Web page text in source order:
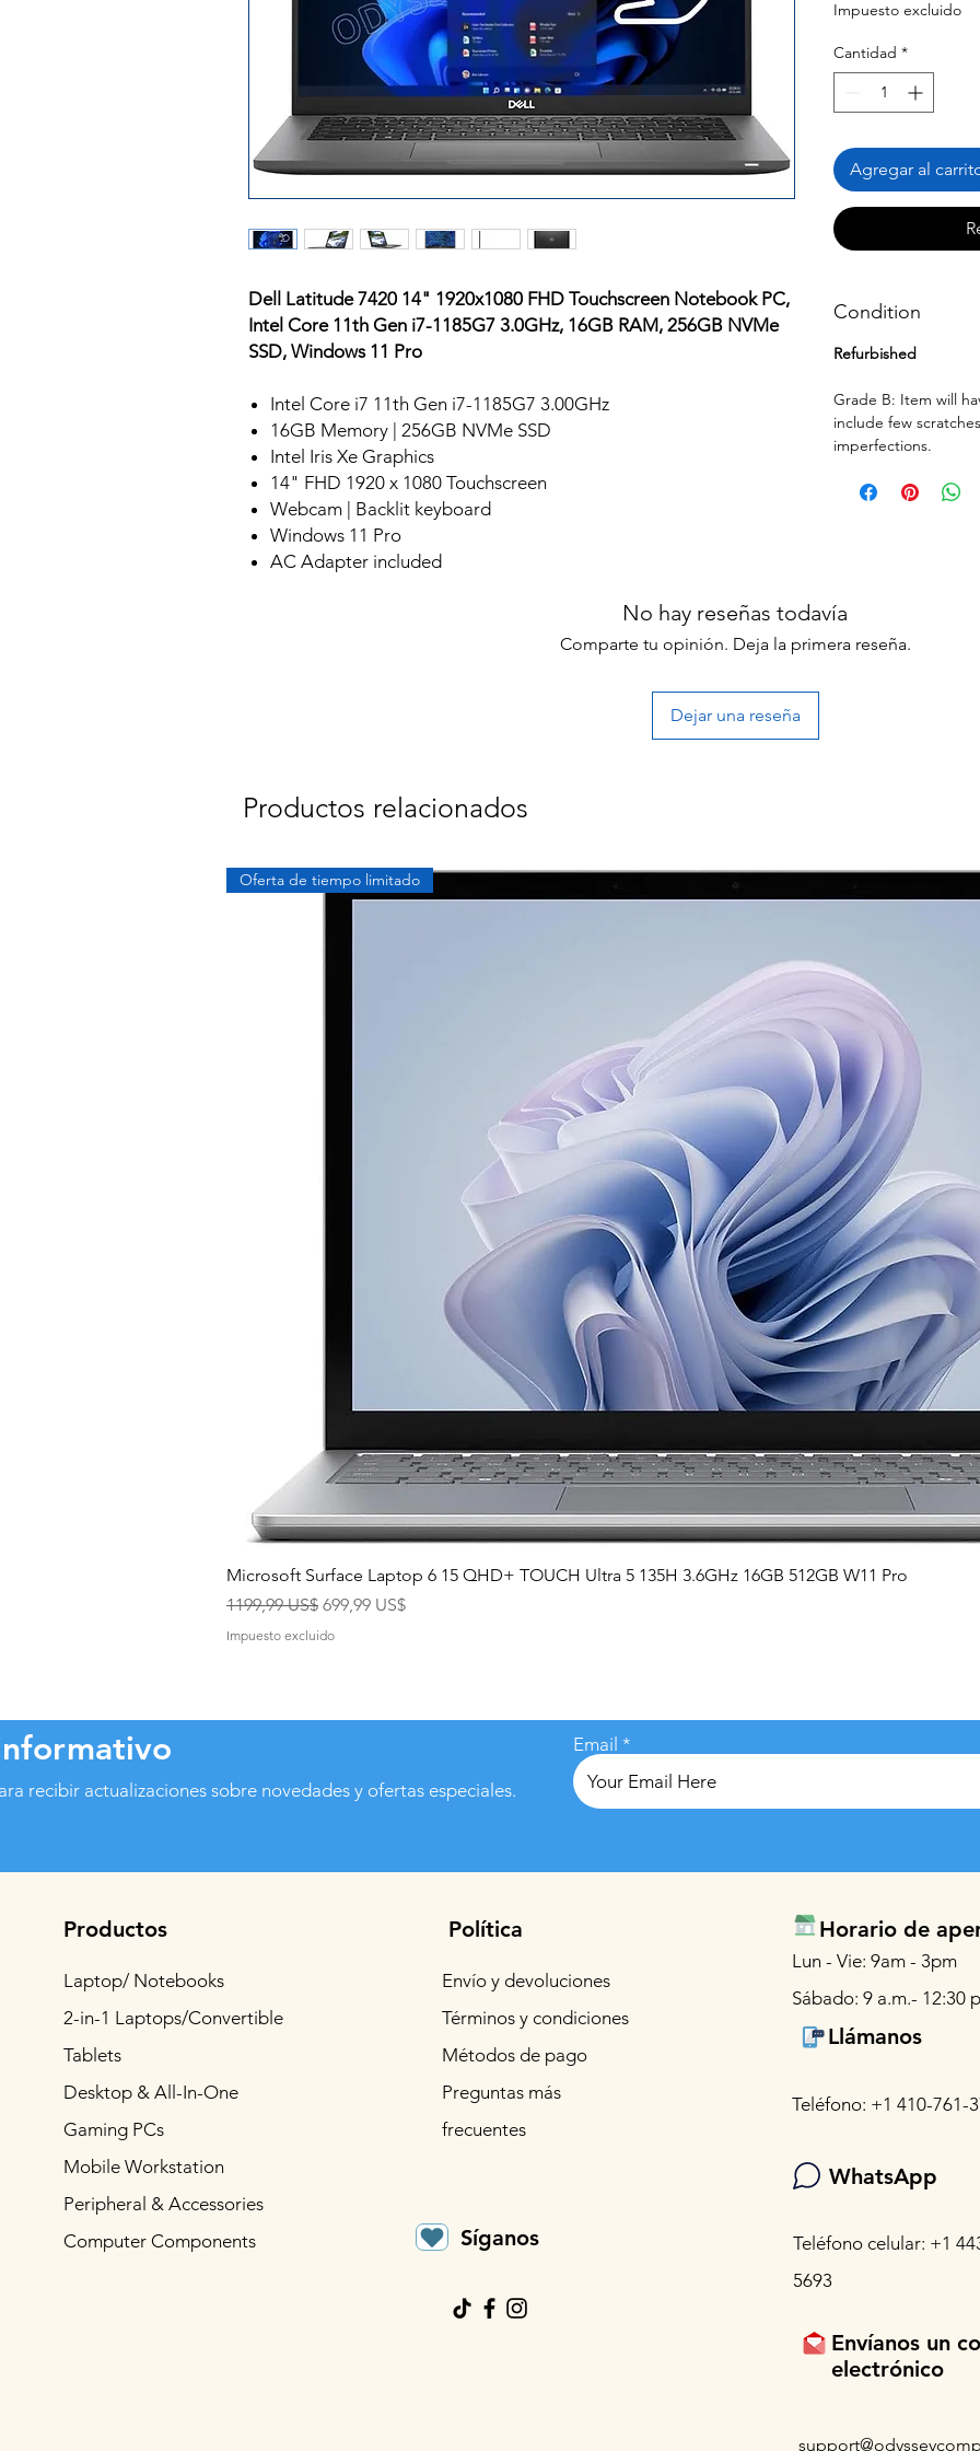
Dell Latitude 7420 14" 1920x1080 FHD Touchscreen Notebook PC,
Intel Core 11th Gen i7-1185G7 3.0GHz, 16GB RAM, 256GB NVMe
SSD, Windows 11 Pro
Intel Core i7 11th Gen i7-1185G7 3.00GHz
16GB Memory | 256GB NVMe SSD
Intel Iris Xe Graphics
14" FHD 1920 x 1080 Touchscreen
Webcam | Backlit keyboard
Windows 11 Pro
AC Adapter included
Impuesto excluido
Cantidad *
Agregar al
Condition
Refurbished
Grade B: Item will
include few
imperfections.
No hay reseñas todavía
Comparte tu opinión. Deja la primera reseña.
Dejar una reseña
Productos relacionados
Vista rápida
Oferta de tiempo limitado
Microsoft Surface Laptop 6 15 QHD+ TOUCH Ultra 5 135H 3.6GHz 16GB 512GB W11 Pro
Precio
1199,99 US$ Precio de oferta
699,99 US$
Impuesto excluido
recibir actualizaciones sobre novedades y ofertas especiales.
Email
Productos
Laptop/ Notebooks
2-in-1 Laptops/Convertible
Tablets
Desktop & All-In-One
Gaming PCs
Mobile Workstation
Peripheral & Accessories
Computer Components
Política
Envío y devoluciones
Términos y condiciones
Métodos de pago
Preguntas más
frecuentes
Síganos
Horario de
Lun - Vie: 9am - 3pm
Sábado: 9 a.m.- 12:30
Llámanos
Teléfono: +1 410-761-
WhatsApp
Teléfono celular: +1
5693
Envíanos un
electrónico